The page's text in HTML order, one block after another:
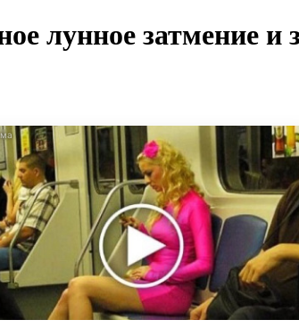
лунное затмение и